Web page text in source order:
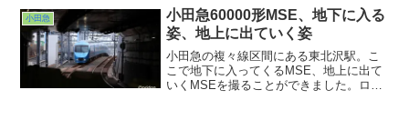
んでした。実写目当ての私には非常に好
都合www。それにしても本物が目の前に
あるというのはなんとも言えない感動で
すね。楽しいひとときでした。
小田急
小田急60000形MSE、地下に入る
姿、地上に出ていく姿
小田急の複々線区間にある東北沢駅。こ
こで地下に入ってくるMSE、地上に出て
いくMSEを撮ることができました。ロマ